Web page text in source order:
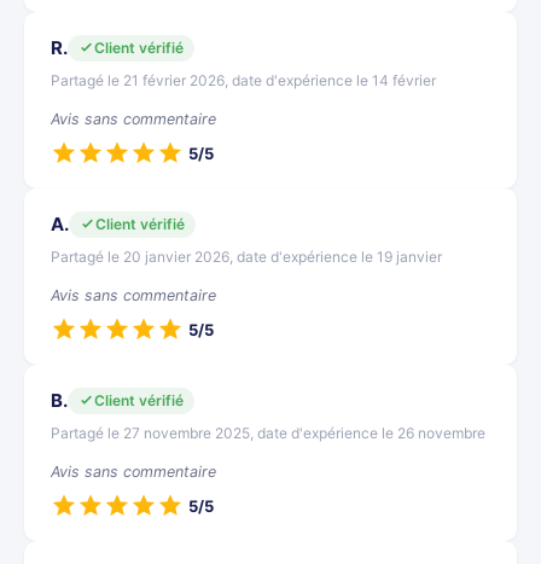
R.
Client vérifié
Partagé le 21 février 2026, date d'expérience le 14 février
Avis sans commentaire
5/5
A.
Client vérifié
Partagé le 20 janvier 2026, date d'expérience le 19 janvier
Avis sans commentaire
5/5
B.
Client vérifié
Partagé le 27 novembre 2025, date d'expérience le 26 novembre
Avis sans commentaire
5/5